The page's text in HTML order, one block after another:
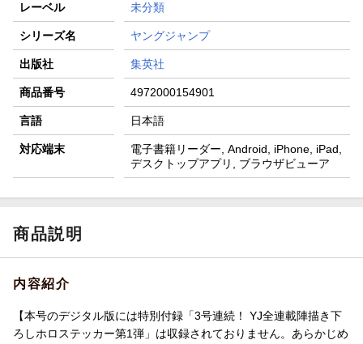
レーベル 未分類
シリーズ名 ヤングジャンプ
出版社 集英社
商品番号 4972000154901
言語 日本語
対応端末
電子書籍リーダー, Android, iPhone, iPad,
デスクトップアプリ, ブラウザビューア
商品説明
内容紹介
【本号のデジタル版には特別付録「3号連続！ YJ全連載陣描き下
ろしホロステッカー第1弾」は収録されておりません。あらかじめ